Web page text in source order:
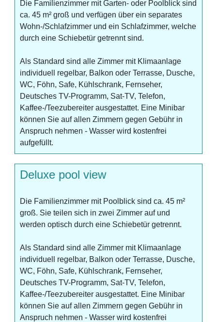
Die Familienzimmer mit Garten- oder Poolblick sind
ca. 45 m² groß und verfügen über ein separates
Wohn-/Schlafzimmer und ein Schlafzimmer, welche
durch eine Schiebetür getrennt sind.
Als Standard sind alle Zimmer mit Klimaanlage
individuell regelbar, Balkon oder Terrasse, Dusche,
WC, Föhn, Safe, Kühlschrank, Fernseher,
Deutsches TV-Programm, Sat-TV, Telefon,
Kaffee-/Teezubereiter ausgestattet. Eine Minibar
können Sie auf allen Zimmern gegen Gebühr in
Anspruch nehmen - Wasser wird kostenfrei
aufgefüllt.
Deluxe pool view
Die Familienzimmer mit Poolblick sind ca. 45 m²
groß. Sie teilen sich in zwei Zimmer auf und
werden optisch durch eine Schiebetür getrennt.
Als Standard sind alle Zimmer mit Klimaanlage
individuell regelbar, Balkon oder Terrasse, Dusche,
WC, Föhn, Safe, Kühlschrank, Fernseher,
Deutsches TV-Programm, Sat-TV, Telefon,
Kaffee-/Teezubereiter ausgestattet. Eine Minibar
können Sie auf allen Zimmern gegen Gebühr in
Anspruch nehmen - Wasser wird kostenfrei